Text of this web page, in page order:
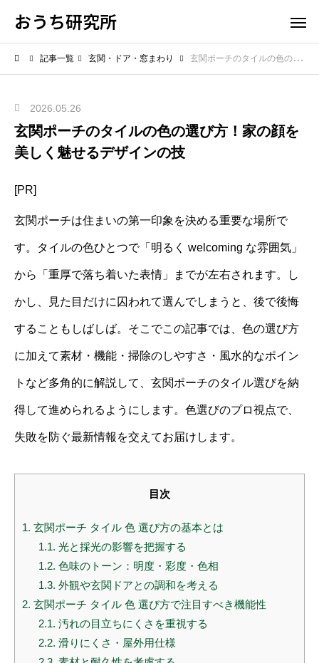
おうち研究所
記事一覧 玄関・ドア・窓まわり 玄関ポーチのタイルの色の選び方！家の顔を美しく魅せるデザインの技
2026.05.26
玄関ポーチのタイルの色の選び方！家の顔を
美しく魅せるデザインの技
[PR]
玄関ポーチは住まいの第一印象を決める重要な場所で
す。タイルの色ひとつで「明るく welcoming な雰囲気」
から「重厚で落ち着いた表情」までが左右されます。し
かし、見た目だけに囚われて選んでしまうと、後で後悔
することもしばしば。そこでこの記事では、色の選び方
に加えて素材・機能・掃除のしやすさ・風水的なポイン
トなど多角的に解説して、玄関ポーチのタイル選びを納
得して進められるようにします。色選びのプロ視点で、
失敗を防ぐ最新情報を交えてお届けします。
目次
1. 玄関ポーチ タイル 色 選び方の基本とは
1.1. 光と採光の影響を把握する
1.2. 色味のトーン：明度・彩度・色相
1.3. 外観や玄関ドアとの調和を考える
2. 玄関ポーチ タイル 色 選び方で注目すべき機能性
2.1. 汚れの目立ちにくさを重視する
2.2. 滑りにくさ・屋外用仕様